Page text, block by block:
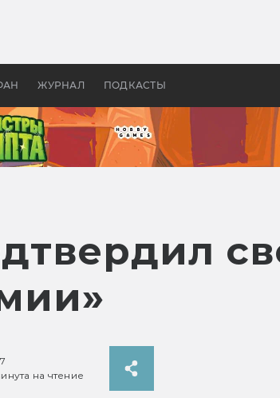
ЖУРНАЛ ПОДКАСТЫ
Древней Грецией
на чтение